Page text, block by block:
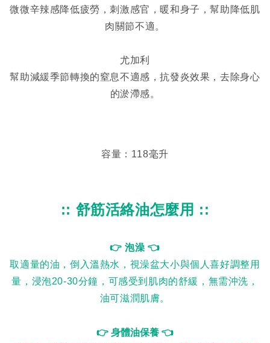
微微辛辣感降低疲勞，刺激感官，暖和身子，幫助降低肌
肉關節不適。
尤加利
幫助減緩季節轉換的窒息不適感，抗發炎效果，去除身心
的淤滯感。
容量：118毫升
:: 舒筋活絡油怎麼用 ::
👉 泡澡 👈
取適量的油，倒入溫熱水，視澡盆大小與個人喜好調整用
量，浸泡20-30分鐘，可感受到肌肉的舒緩，無需沖洗，
油可滋潤肌膚。
👉 身體油保養 👈